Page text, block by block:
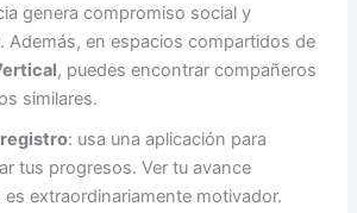
genera compromiso social y
Además, en espacios compartidos de
, puedes encontrar compañeros
similares.
: usa una aplicación para
tus progresos. Ver tu avance
es extraordinariamente motivador.